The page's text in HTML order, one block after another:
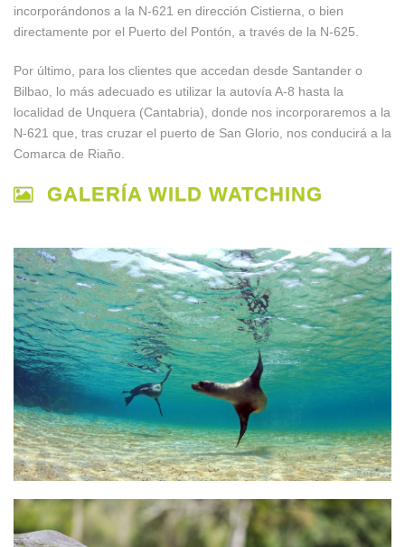
incorporándonos a la N-621 en dirección Cistierna, o bien
directamente por el Puerto del Pontón, a través de la N-625.
Por último, para los clientes que accedan desde Santander o
Bilbao, lo más adecuado es utilizar la autovía A-8 hasta la
localidad de Unquera (Cantabria), donde nos incorporaremos a la
N-621 que, tras cruzar el puerto de San Glorio, nos conducirá a la
Comarca de Riaño.
GALERÍA WILD WATCHING